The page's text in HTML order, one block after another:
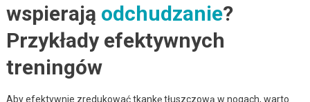
wspierają odchudzanie?
Przykłady efektywnych
treningów
Aby efektywnie zredukować tkankę tłuszczową w nogach, warto